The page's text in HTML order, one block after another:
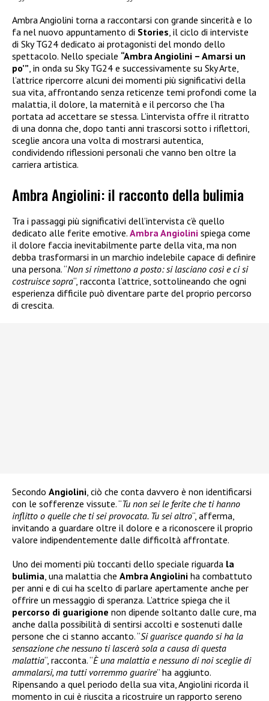
Ambra Angiolini torna a raccontarsi con grande sincerità e lo
fa nel nuovo appuntamento di Stories , il ciclo di interviste
di Sky TG24 dedicato ai protagonisti del mondo dello
spettacolo. Nello speciale “Ambra Angiolini – Amarsi un
po’” , in onda su Sky TG24 e successivamente su Sky Arte,
l’attrice ripercorre alcuni dei momenti più significativi della
sua vita, affrontando senza reticenze temi profondi come la
malattia, il dolore, la maternità e il percorso che l’ha
portata ad accettare se stessa. L’intervista offre il ritratto
di una donna che, dopo tanti anni trascorsi sotto i riflettori,
sceglie ancora una volta di mostrarsi autentica,
condividendo riflessioni personali che vanno ben oltre la
carriera artistica.
Ambra Angiolini: il racconto della bulimia
Tra i passaggi più significativi dell’intervista c’è quello
dedicato alle ferite emotive. Ambra Angiolini spiega come
il dolore faccia inevitabilmente parte della vita, ma non
debba trasformarsi in un marchio indelebile capace di definire
una persona. “Non si rimettono a posto: si lasciano così e ci si
costruisce sopra“, racconta l’attrice, sottolineando che ogni
esperienza difficile può diventare parte del proprio percorso
di crescita.
Secondo Angiolini, ciò che conta davvero è non identificarsi
con le sofferenze vissute. “Tu non sei le ferite che ti hanno
inflitto o quelle che ti sei provocata. Tu sei altro“, afferma,
invitando a guardare oltre il dolore e a riconoscere il proprio
valore indipendentemente dalle difficoltà affrontate.
Uno dei momenti più toccanti dello speciale riguarda la
bulimia, una malattia che Ambra Angiolini ha combattuto
per anni e di cui ha scelto di parlare apertamente anche per
offrire un messaggio di speranza. L’attrice spiega che il
percorso di guarigione non dipende soltanto dalle cure, ma
anche dalla possibilità di sentirsi accolti e sostenuti dalle
persone che ci stanno accanto. “Si guarisce quando si ha la
sensazione che nessuno ti lascerà sola a causa di questa
malattia“, racconta. “È una malattia e nessuno di noi sceglie di
ammalarsi, ma tutti vorremmo guarire” ha aggiunto.
Ripensando a quel periodo della sua vita, Angiolini ricorda il
momento in cui è riuscita a ricostruire un rapporto sereno